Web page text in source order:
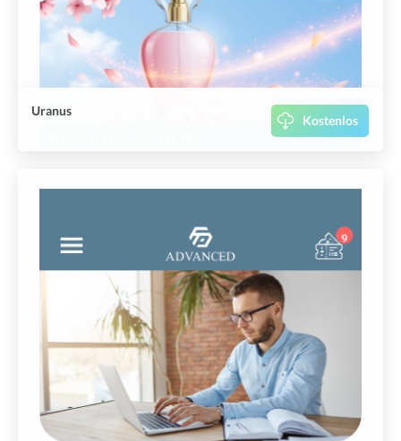
Uranus
Kostenlos